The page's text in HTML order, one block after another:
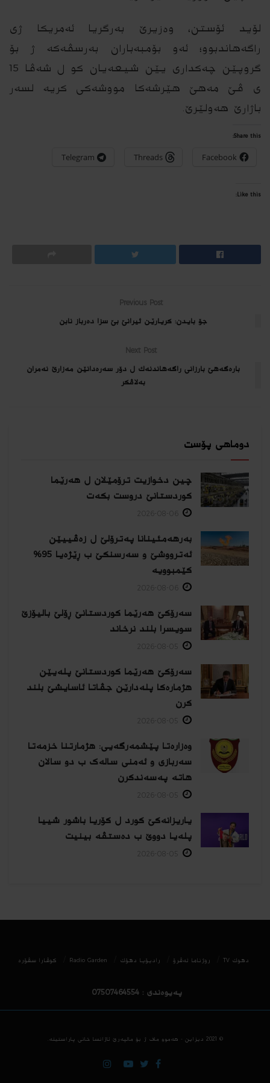
لۆید ئۆستن، وه‌زیرێ به‌رگریا ئه‌مریكا ژی
راگه‌هاندبوو؛ ئه‌و بۆمبه‌باران به‌رسڤه‌كه‌ ژ بۆ
گروپێن چه‌كدارى یێن شیعه‌یان كو ل شه‌ڤا 15
ى ڤێ مه‌هێ هێرشه‌كا مووشه‌كى كریه‌‌ لسه‌ر
باژارێ هه‌ولێرێ.
Share this:
Facebook
Threads
Telegram
Like this:
Previous Post
جۆ بایدن: كریارێن ئیرانێ بێ سزا ده‌رباز نابن
Next Post
باره‌گه‌هێ بارزانی راگه‌هاندنه‌ك ل دۆر سه‌ره‌دانێن مه‌زارێ نه‌مران
به‌لاڤكر
دوماهی پۆست
چین دخوازیت ترۆمێلان ل هەرێما
كوردستانێ دروست بكەت
بەرهەمئینانا په‌ترۆلێ ل زه‌ڤییێن
ئەترووشێ و سەرسنكێ ب ڕێژەیا 95%
كێمبوویە
سەرۆکێ هەرێما کوردستانێ ڕۆلێ بالیۆزێ
سویسرا بلند نرخاند
سەرۆکێ هەرێما کوردستانێ پلەیێن
هژمارەكا پلەدارێن جڤاتا ئاسایشێ بلند
كرن
وەزارەتا پێشمەرگەیی: هژمارتنا خزمەتا
سەربازی و ئەمنی سالەک ب دو سالان
هاتە پەسەندكرن
یاریزانەكێ کورد ل کۆریا باشور شییا
پلەیا دووێ ب دەستڤە بینیت
دھوك TV روژناما ئەڤرۆ رادیۆیا دهۆك Radio Garden كوڤارا سڤۆره‌
پەیوەندی : 07507464554
© 2021 دیزاین - هه‌موو ماف ژ بۆ مالپه‌رێ ئاژانسا خانی پاراستینه‌.